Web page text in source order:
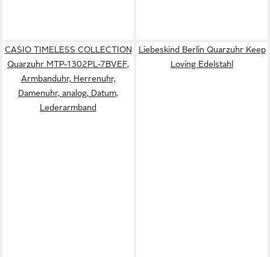
CASIO TIMELESS COLLECTION
Quarzuhr MTP-1302PL-7BVEF,
Armbanduhr, Herrenuhr,
Damenuhr, analog, Datum,
Lederarmband
Liebeskind Berlin Quarzuhr Keep
Loving Edelstahl